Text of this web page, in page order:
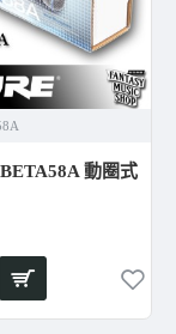
動圈式